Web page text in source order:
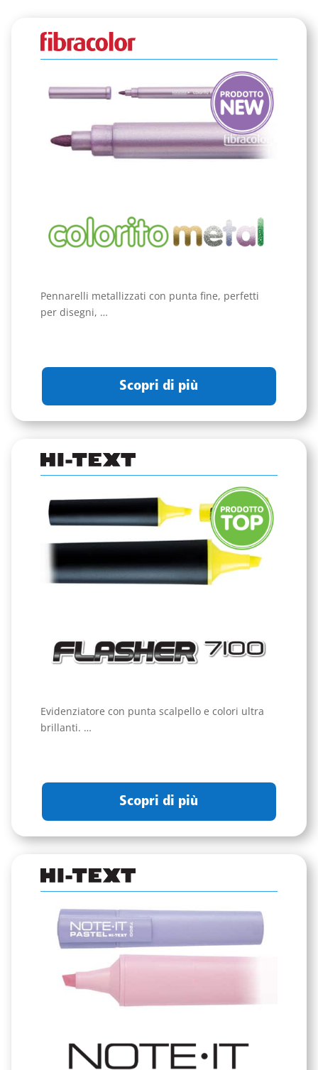
Pennarelli metallizzati con punta fine, perfetti
per disegni, …
Scopri di più
Evidenziatore con punta scalpello e colori ultra
brillanti. …
Scopri di più